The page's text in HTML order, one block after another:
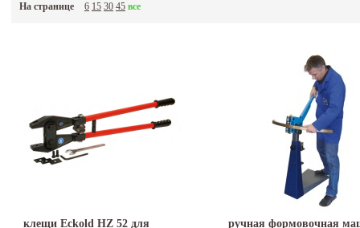
На странице 6 15 30 45 все
клещи Eckold HZ 52 для
ручная формовочная